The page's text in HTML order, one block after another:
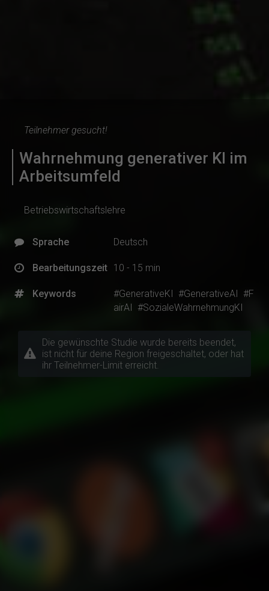
Teilnehmer gesucht!
Wahrnehmung generativer KI im
Arbeitsumfeld
Betriebswirtschaftslehre
Sprache Deutsch
Bearbeitungszeit 10 - 15 min
Keywords #GenerativeKI #GenerativeAI #F
airAI #SozialeWahrnehmungKI
Die gewünschte Studie wurde bereits beendet,
ist nicht für deine Region freigeschaltet, oder hat
ihr Teilnehmer-Limit erreicht.